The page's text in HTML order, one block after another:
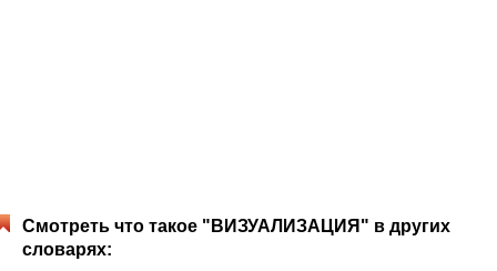
Смотреть что такое "ВИЗУАЛИЗАЦИЯ" в других
словарях: